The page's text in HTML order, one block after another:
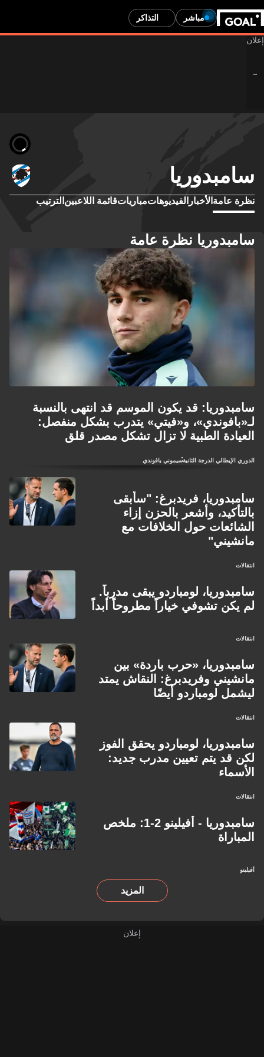
مباشر التذاكر
سامبدوريا
نظرة عامة الأخبار الفيديوهاتمبارياتقائمة اللاعبين الترتيب
سامبدوريا نظرة عامة
سامبدوريا: قد يكون الموسم قد انتهى بالنسبة
لـ«بافوندي»، و«فيتي» يتدرب بشكل منفصل:
العيادة الطبية لا تزال تشكل مصدر قلق
الدوري الإيطالي الدرجة الثانيةسيموني بافوندي
سامبدوريا، فريدبرغ: "سأبقى
بالتأكيد، وأشعر بالحزن إزاء
الشائعات حول الخلافات مع
مانشيني"
انتقالات
سامبدوريا، لومباردو يبقى مدرباً.
لم يكن تشوفي خياراً مطروحاً أبداً
انتقالات
سامبدوريا، «حرب باردة» بين
مانشيني وفريدبرغ: النقاش يمتد
ليشمل لومباردو أيضًا
انتقالات
سامبدوريا، لومباردو يحقق الفوز
لكن قد يتم تعيين مدرب جديد:
الأسماء
انتقالات
سامبدوريا - أفيلينو 2-1: ملخص
المباراة
أفيلينو
المزيد